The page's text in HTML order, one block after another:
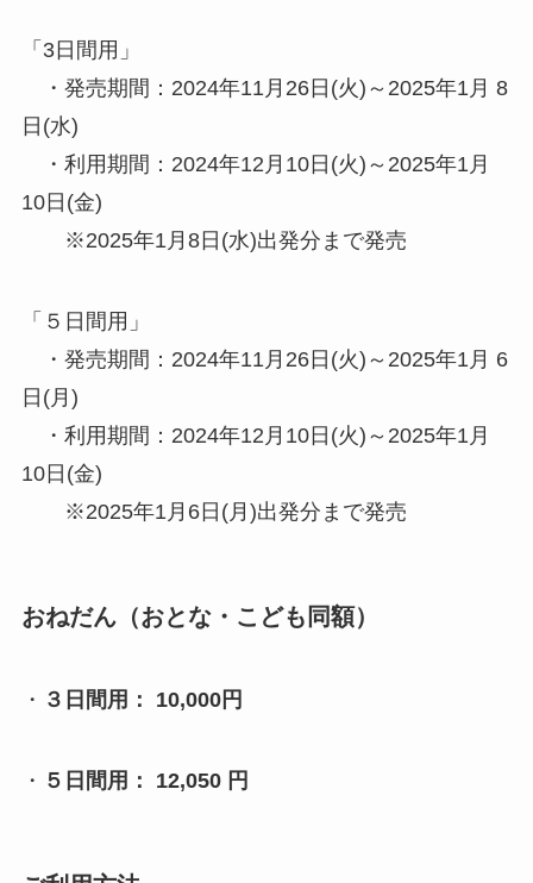
「3日間用」
・発売期間：2024年11月26日(火)～2025年1月 8
日(水)
・利用期間：2024年12月10日(火)～2025年1月
10日(金)
※2025年1月8日(水)出発分まで発売
「５日間用」
・発売期間：2024年11月26日(火)～2025年1月 6
日(月)
・利用期間：2024年12月10日(火)～2025年1月
10日(金)
※2025年1月6日(月)出発分まで発売
おねだん（おとな・こども同額）
・ ３日間用： 10,000円
・ ５日間用： 12,050 円